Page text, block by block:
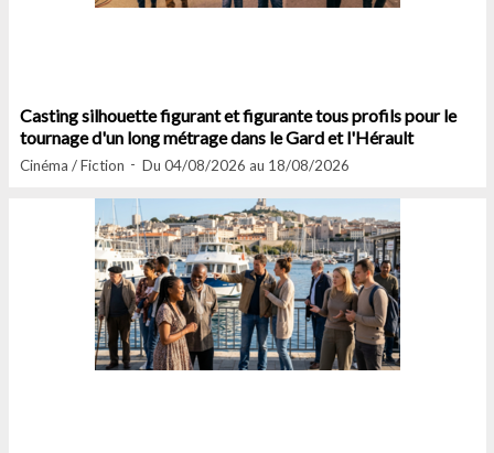
Casting silhouette figurant et figurante tous profils pour le
tournage d'un long métrage dans le Gard et l'Hérault
Cinéma / Fiction Du 04/08/2026 au 18/08/2026